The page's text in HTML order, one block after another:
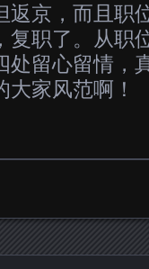
返京，而且职
职了。从职
处留心留情，
家风范啊！